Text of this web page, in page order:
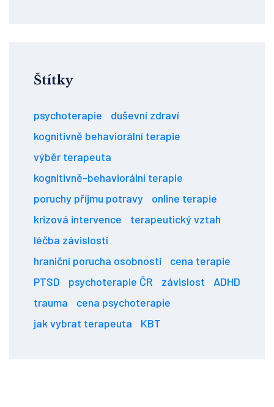
Štítky
psychoterapie
duševní zdraví
kognitivně behaviorální terapie
výběr terapeuta
kognitivně-behaviorální terapie
poruchy příjmu potravy
online terapie
krizová intervence
terapeutický vztah
léčba závislostí
hraniční porucha osobnosti
cena terapie
PTSD
psychoterapie ČR závislost
ADHD
trauma
cena psychoterapie
jak vybrat terapeuta
KBT